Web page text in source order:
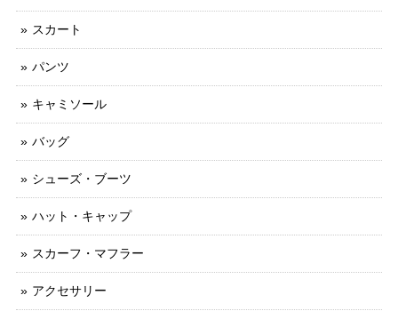
スカート
パンツ
キャミソール
バッグ
シューズ・ブーツ
ハット・キャップ
スカーフ・マフラー
アクセサリー